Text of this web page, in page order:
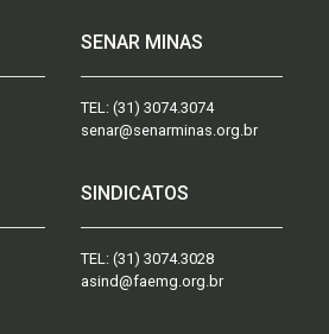
SENAR MINAS
TEL: (31) 3074.3074
senar@senarminas.org.br
SINDICATOS
TEL: (31) 3074.3028
asind@faemg.org.br